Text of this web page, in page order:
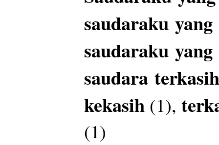
saudaraku yang
saudaraku yang
saudara terkasih
kekasih (1),
(1)